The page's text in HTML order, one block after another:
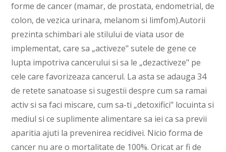
forme de cancer (mamar, de prostata, endometrial, de
colon, de vezica urinara, melanom si limfom).Autorii
prezinta schimbari ale stilului de viata usor de
implementat, care sa „activeze" sutele de gene ce
lupta impotriva cancerului si sa le „dezactiveze" pe
cele care favorizeaza cancerul. La asta se adauga 34
de retete sanatoase si sugestii despre cum sa ramai
activ si sa faci miscare, cum sa-ti „detoxifici" locuinta si
mediul si ce suplimente alimentare sa iei ca sa previi
aparitia ajuti la prevenirea recidivei. Nicio forma de
cancer nu are o mortalitate de 100%. Oricat ar fi de